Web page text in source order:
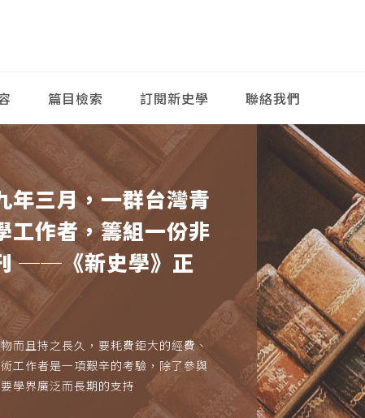
篇目檢索 訂閱新史學 聯絡我們
年三月，一群台灣青
工作者，籌組一份非
──《新史學》正
而且持之長久，要耗費鉅大的經費、
工作者是一項艱辛的考驗，除了參與
學界廣泛而長期的支持